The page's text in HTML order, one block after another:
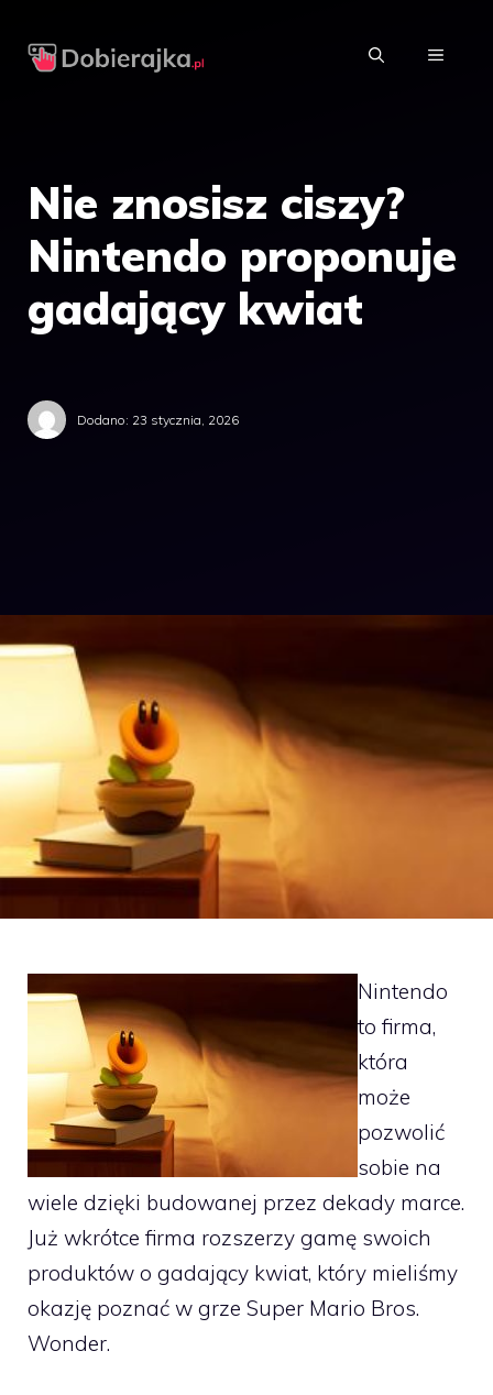
MENU
Nie znosisz ciszy?
Nintendo proponuje
gadający kwiat
Dodano: 23 stycznia, 2026
Nintendo
to firma,
która
może
pozwolić
sobie na
wiele dzięki budowanej przez dekady marce.
Już wkrótce firma rozszerzy gamę swoich
produktów o gadający kwiat, który mieliśmy
okazję poznać w grze Super Mario Bros.
Wonder.